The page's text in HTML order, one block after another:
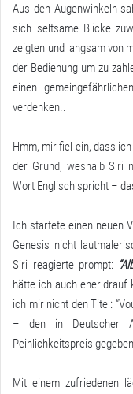
Aus den Augenwinkeln
sich seltsame Blicke
zeigten und langsam von
der Bedienung um zu
einen
verdenken..
Hmm, mir fiel ein, dass
der Grund, weshalb Siri
Wort Englisch spricht –
Ich startete einen neuen
Genesis nicht
Siri reagierte prompt:
hätte ich auch eher drauf
ich mir nicht den Titel:
– den in Deutscher
Peinlichkeitspreis gegeben.
Mit einem zufriedenen